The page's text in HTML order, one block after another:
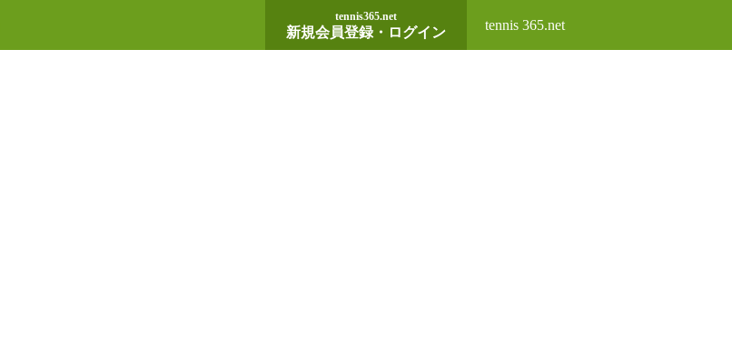
tennis365.net
新規会員登録・ログイン tennis 365.net